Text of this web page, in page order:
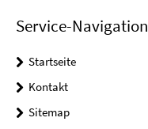
Service-Navigation
Startseite
Kontakt
Sitemap